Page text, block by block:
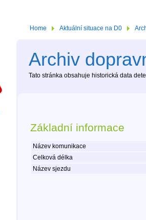
Home Aktuální situace na D0
Archiv
Tato stránka obsahuje historická data
Základní informace
Název komunikace
Celková délka
Název sjezdu